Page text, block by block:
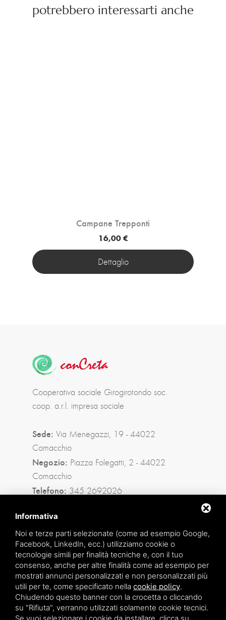
potrebbero interessarti anche
Campane Trepponti
16,00 €
Dettaglio
Cooperativa sociale Girogirotondo soc.
coop. a.r.l. impresa sociale
Sede: Via Menegazzi, 19 - 44022
Comacchio
Negozio: Piazza Folegatti, 2 - 44022
Comacchio
Telefono: 345 2692026
Privacy policy
Facebook
Instagram
Whatsapp
Informativa
Noi e terze parti selezionate (come ad esempio Google,
Facebook, LinkedIn, ecc.) utilizziamo cookie o
tecnologie simili per finalità tecniche e, con il tuo
consenso, anche per altre finalità come ad esempio per
mostrati annunci personalizzati e non personalizzati più
utili per te, come specificato nella cookie policy.
Chiudendo questo banner con la crocetta o cliccando
su "Rifiuta", verranno utilizzati solamente cookie tecnici.